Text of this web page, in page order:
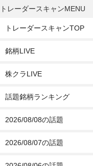
トレーダースキャンMENU
トレーダースキャンTOP
銘柄LIVE
株クラLIVE
話題銘柄ランキング
2026/08/08の話題
2026/08/07の話題